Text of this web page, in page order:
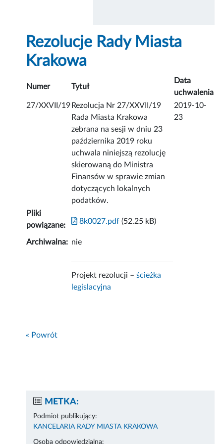
Rezolucje Rady Miasta
Krakowa
Numer Tytuł
Data
uchwalenia
27/XXVII/19 Rezolucja Nr 27/XXVII/19
Rada Miasta Krakowa
zebrana na sesji w dniu 23
października 2019 roku
uchwala niniejszą rezolucję
skierowaną do Ministra
Finansów w sprawie zmian
dotyczących lokalnych
podatków.
2019-10-
23
Pliki
powiązane:
8k0027.pdf (52.25 kB)
Archiwalna: nie
Projekt rezolucji –ścieżka
legislacyjna
« Powrót
METKA:
Podmiot publikujący:
KANCELARIA RADY MIASTA KRAKOWA
Osoba odpowiedzialna: